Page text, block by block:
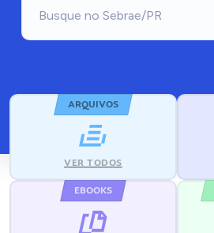
ARQUIVOS
VER TODOS
EBOOKS